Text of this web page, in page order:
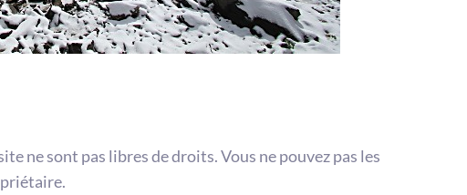
ne sont pas libres de droits. Vous ne pouvez pas les